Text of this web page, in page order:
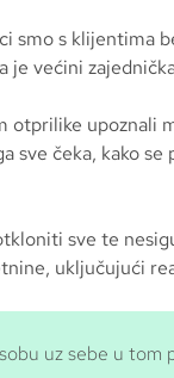
smo s klijentima
je većini
otprilike upoznali
sve čeka, kako
sve te
uključujući
uz sebe u tom